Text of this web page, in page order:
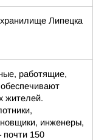
Липецка
работящие,
жителей.
инженеры,
почти 150